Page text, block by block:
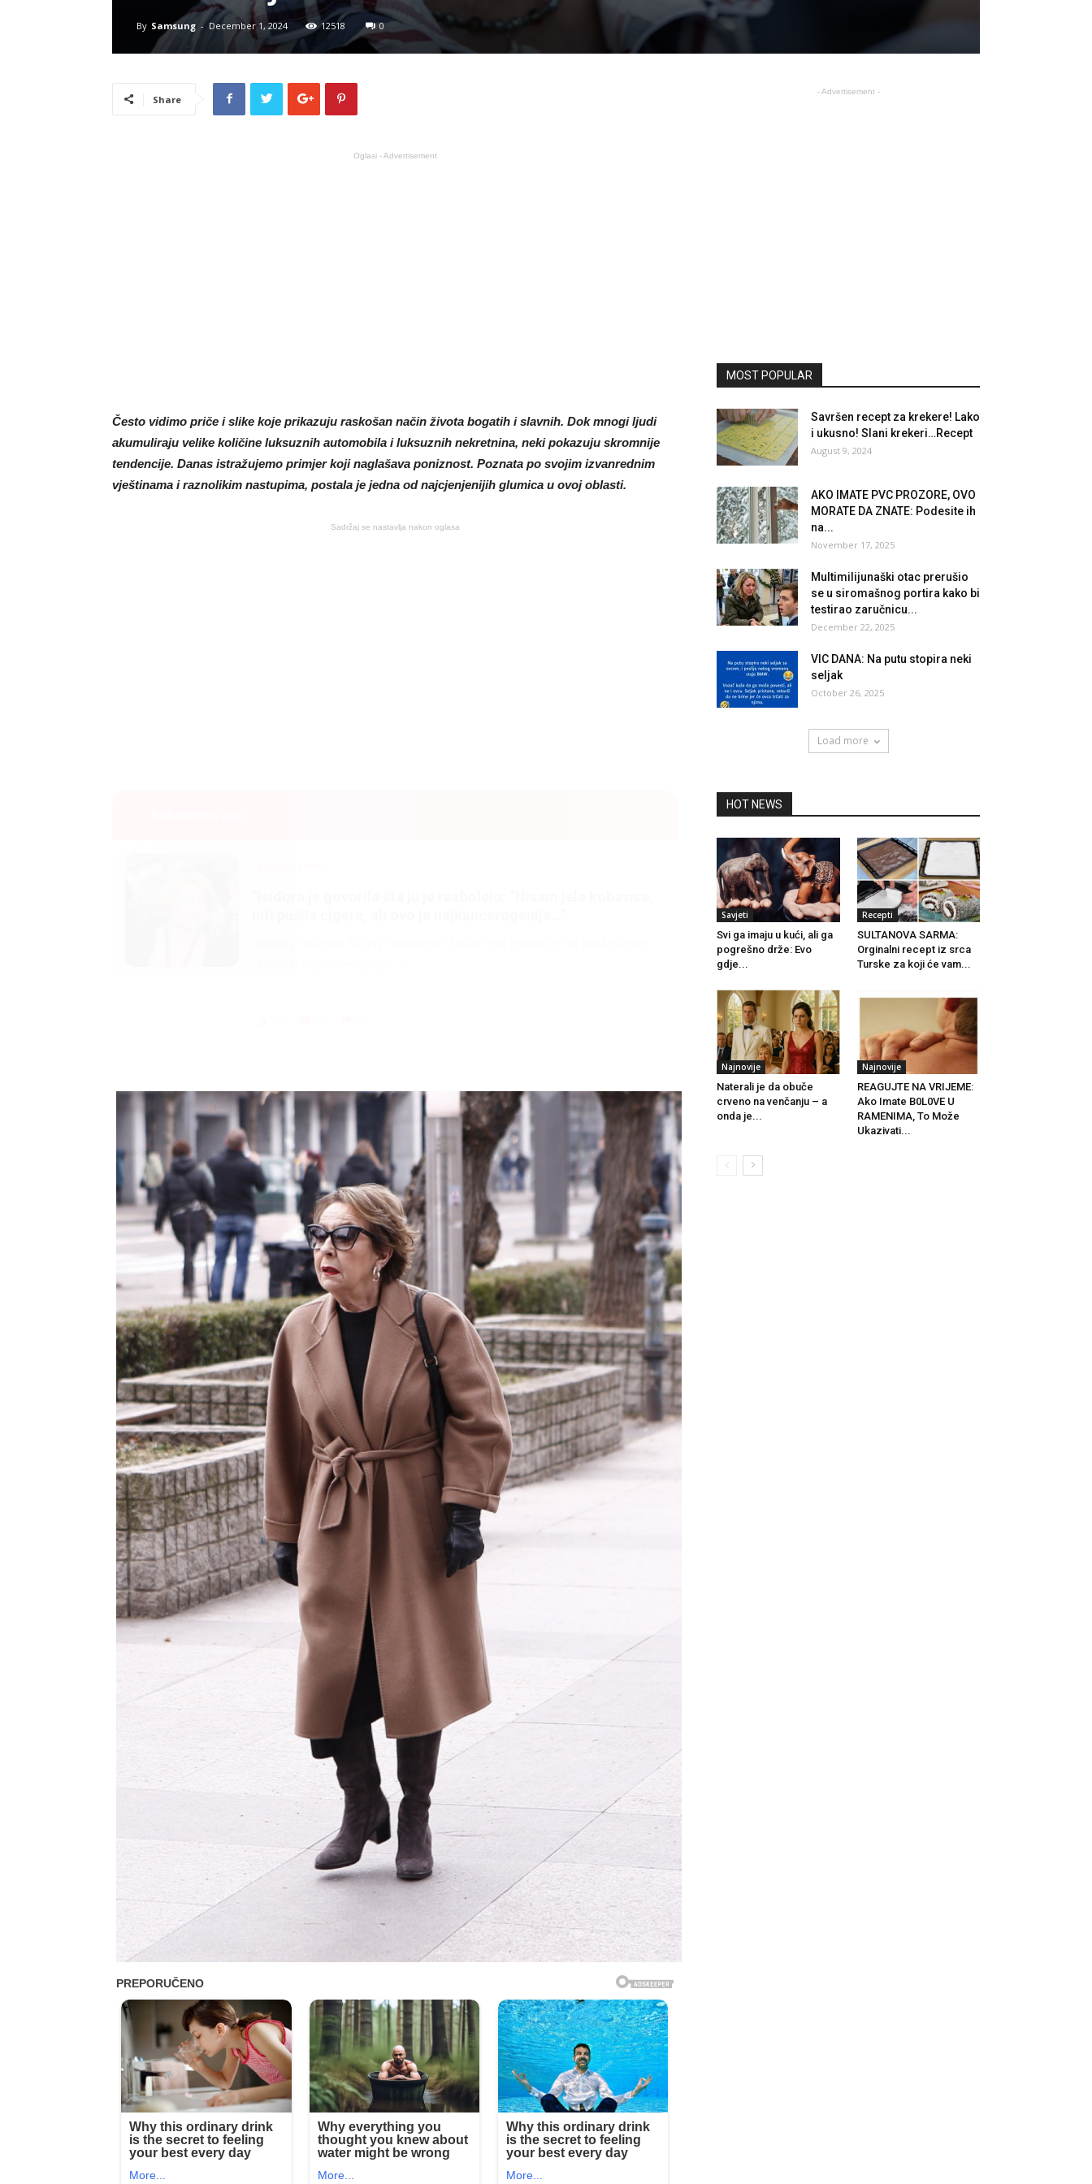
By Samsung - December 1, 2024 12518 0
Share
Oglasi - Advertisement
Često vidimo priče i slike koje prikazuju raskošan način života bogatih i slavnih. Dok mnogi ljudi
akumuliraju velike količine luksuznih automobila i luksuznih nekretnina, neki pokazuju skromnije
tendencije. Danas istražujemo primjer koji naglašava poniznost. Poznata po svojim izvanrednim
vještinama i raznolikim nastupima, postala je jedna od najcjenjenijih glumica u ovoj oblasti.
Sadržaj se nastavlja nakon oglasa
- Advertisement -
MOST POPULAR
Savršen recept za krekere! Lako
i ukusno! Slani krekeri…Recept
August 9, 2024
AKO IMATE PVC PROZORE, OVO
MORATE DA ZNATE: Podesite ih
na...
November 17, 2025
Multimilijunaški otac prerušio
se u siromašnog portira kako bi
testirao zaručnicu...
December 22, 2025
VIC DANA: Na putu stopira neki
seljak
October 26, 2025
Load more
HOT NEWS
Savjeti
Svi ga imaju u kući, ali ga
pogrešno drže: Evo
gdje...
Recepti
SULTANOVA SARMA:
Orginalni recept iz srca
Turske za koji će vam...
Najnovije
Naterali je da obuče
crveno na venčanju – a
onda je...
Najnovije
REAGUJTE NA VRIJEME:
Ako Imate B0L0VE U
RAMENIMA, To Može
Ukazivati...